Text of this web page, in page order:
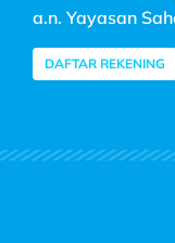
a.n. Yayasan
DAFTAR REKENING